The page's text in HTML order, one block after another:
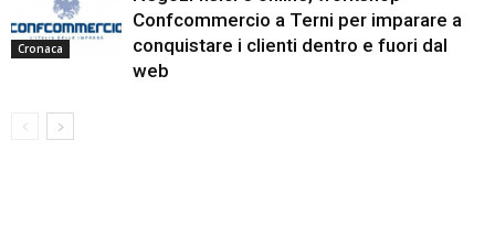
Cronaca
Confcommercio a Terni per imparare a
conquistare i clienti dentro e fuori dal
web